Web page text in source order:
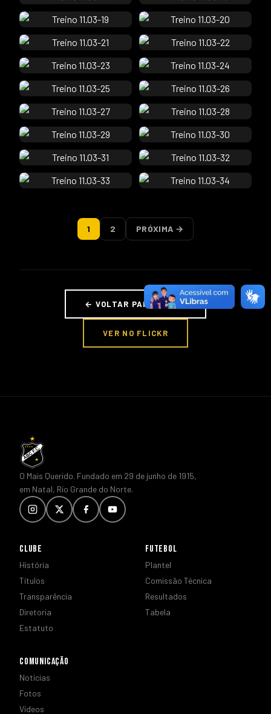
1 2 PRÓXIMA →
← VOLTAR PARA FOTOS
VER NO FLICKR
O Mais Querido. Fundado em 29 de junho de 1915,
em Natal, Rio Grande do Norte.
CLUBE
História
Títulos
Transparência
Diretoria
Estatuto
FUTEBOL
Plantel
Comissão Técnica
Resultados
Tabela
COMUNICAÇÃO
Notícias
Fotos
Vídeos